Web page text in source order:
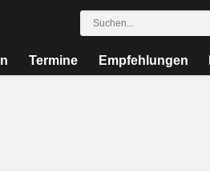
Termine Empfehlungen